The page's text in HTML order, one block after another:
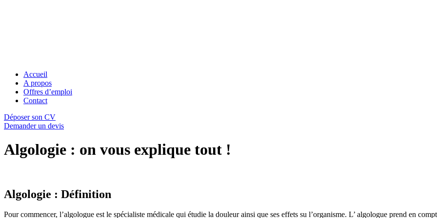
Accueil
A propos
Offres d’emploi
Contact
Déposer son CV
Demander un devis
Algologie : on vous explique tout !
Algologie : Définition
Pour commencer, l’algologue est le spécialiste médicale qui étudie la douleur ainsi que ses effets su l’organisme. L’ algologue prend en